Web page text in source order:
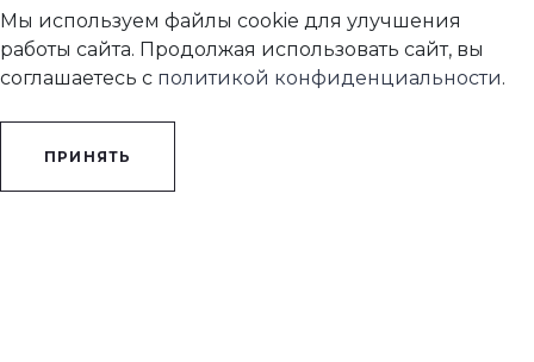
Мы используем файлы cookie для улучшения
работы сайта. Продолжая использовать сайт, вы
соглашаетесь с политикой конфиденциальности.
ПРИНЯТЬ